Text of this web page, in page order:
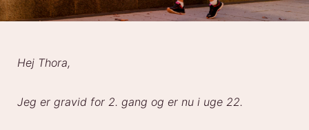
Hej Thora,
Jeg er gravid for 2. gang og er nu i uge 22.